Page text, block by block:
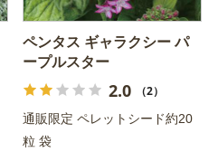
ペンタス ギャラクシー パ
ープルスター
2.0 （2）
通販限定 ペレットシード約20
粒 袋